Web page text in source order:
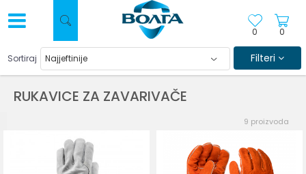
0
0
RUKAVICE ZA ZAVARIVAČE
Sortiraj Filteri
9 proizvoda